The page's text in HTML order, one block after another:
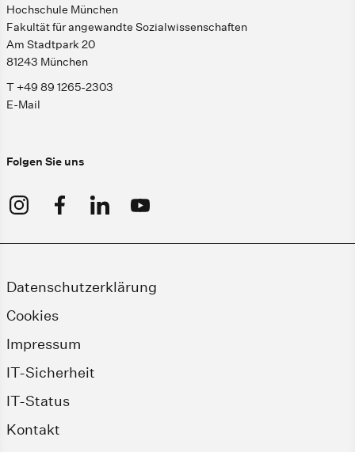
Hochschule München
Fakultät für angewandte Sozialwissenschaften
Am Stadtpark 20
81243 München
T +49 89 1265-2303
E-Mail
Folgen Sie uns
Datenschutzerklärung
Cookies
Impressum
IT-Sicherheit
IT-Status
Kontakt